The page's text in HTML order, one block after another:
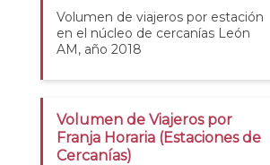
Volumen de viajeros por estación
en el núcleo de cercanías León
AM, año 2018
Volumen de Viajeros por
Franja Horaria (Estaciones de
Cercanías)